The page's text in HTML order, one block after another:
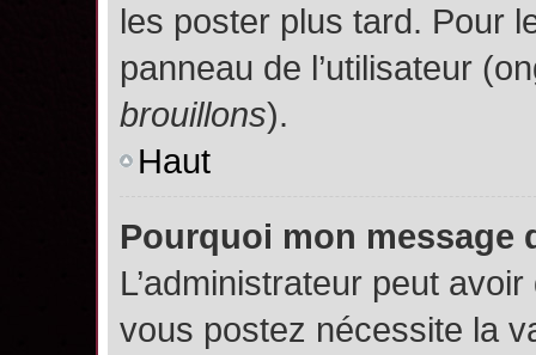
les poster plus tard. Pour
panneau de l’utilisateur
brouillons).
Haut
Pourquoi mon message
L’administrateur peut
vous postez nécessite la